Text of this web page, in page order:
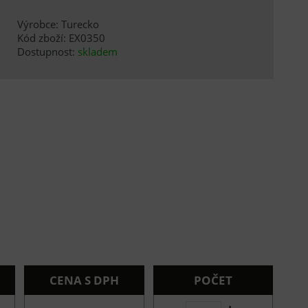
Výrobce: Turecko
Kód zboží: EX0350
Dostupnost: skladem
CENA S DPH
POČET